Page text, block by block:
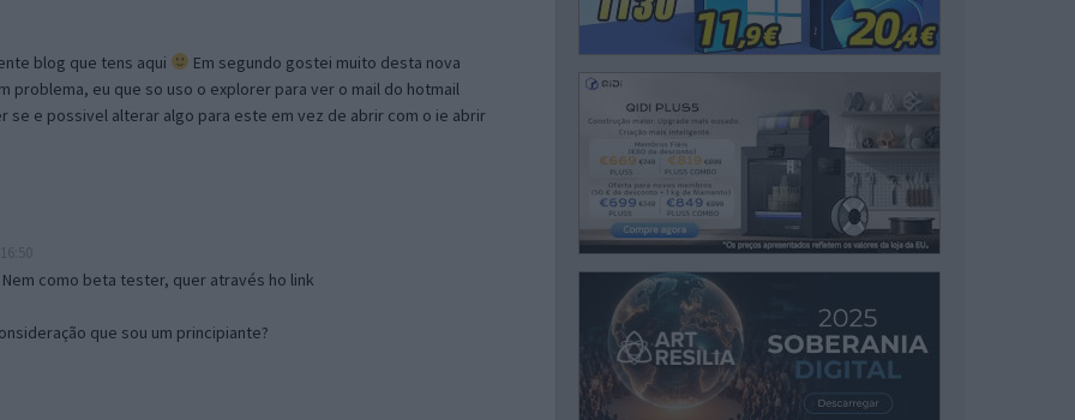
blog que tens aqui
Em segundo gostei muito desta nova
problema, eu que so uso o explorer para ver o mail do hotmail
se e possivel alterar algo para este em vez de abrir com o ie abrir
como beta tester, quer através ho link
que sou um principiante?